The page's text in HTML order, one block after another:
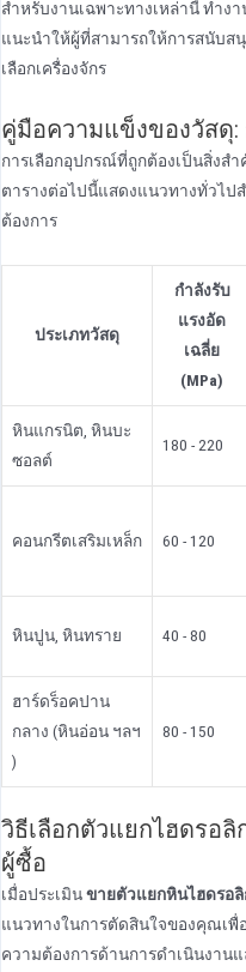
สําหรับงานเฉพาะทางเหล่านี้ ทําง
แนะนําให้ผู้ที่สามารถให้การสนับส
เลือกเครื่องจักร
คู่มือความแข็งของวัสดุ:
การเลือกอุปกรณ์ที่ถูกต้องเป็นสิ่งสํ
ตารางต่อไปนี้แสดงแนวทางทั่วไป
ต้องการ
ประเภทวัสดุ
กําลังรับ
แรงอัด
เฉลี่ย
(MPa)
หินแกรนิต, หินบะ
ซอลต์
180 - 220
คอนกรีตเสริมเหล็ก 60 - 120
หินปูน, หินทราย 40 - 80
ฮาร์ดร็อคปาน
กลาง (หินอ่อน ฯลฯ
)
80 - 150
วิธีเลือกตัวแยกไฮดรอ
ผู้ซื้อ
เมื่อประเมินขายตัวแยกหินไฮดรอ
แนวทางในการตัดสินใจของคุณเพื่
ความต้องการด้านการดําเนินงา